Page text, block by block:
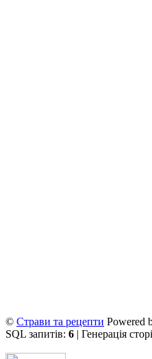
© Страви та рецепти Powered
SQL запитів: 6 | Генерація